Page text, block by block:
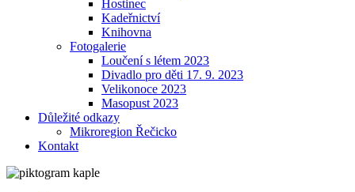
Hostinec
Kadeřnictví
Knihovna
Fotogalerie
Loučení s létem 2023
Divadlo pro děti 17. 9. 2023
Velikonoce 2023
Masopust 2023
Důležité odkazy
Mikroregion Řečicko
Kontakt